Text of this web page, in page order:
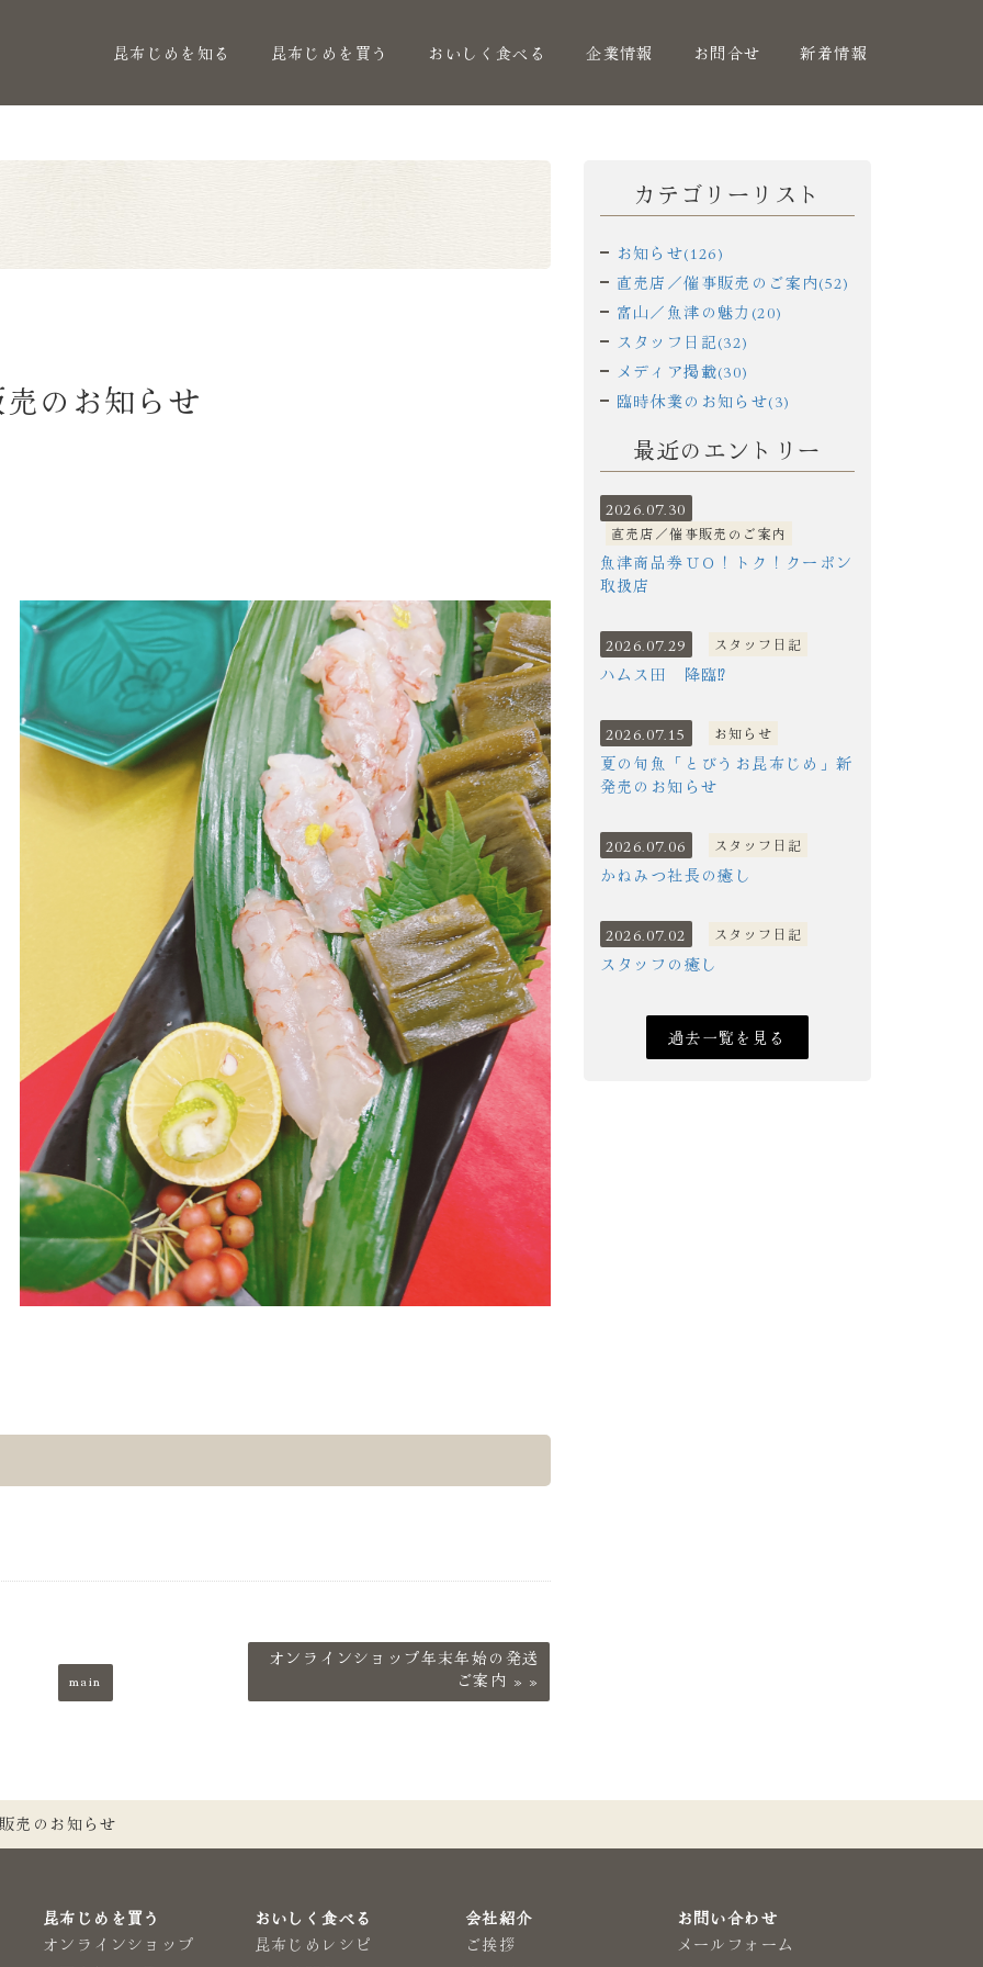
昆布じめを知る 昆布じめを買う おいしく食べる 企業情報 お問合せ 新着情報
のお知らせ
main
オンラインショップ年末年始の発送
ご案内 »
カテゴリーリスト
お知らせ(126)
直売店／催事販売のご案内(52)
富山／魚津の魅力(20)
スタッフ日記(32)
メディア掲載(30)
臨時休業のお知らせ(3)
最近のエントリー
2026.07.30
直売店／催事販売のご案内
魚津商品券ＵＯ！トク！クーポン
取扱店
2026.07.29 スタッフ日記
ハムス田 降臨⁉
2026.07.15 お知らせ
夏の旬魚「とびうお昆布じめ」新
発売のお知らせ
2026.07.06 スタッフ日記
かねみつ社長の癒し
2026.07.02 スタッフ日記
スタッフの癒し
過去一覧を見る
売のお知らせ
昆布じめを買う
オンラインショップ
おいしく食べる
昆布じめレシピ
会社紹介
ご挨拶
お問い合わせ
メールフォーム